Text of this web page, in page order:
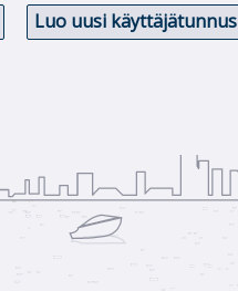
Luo uusi käyttäjätunnus